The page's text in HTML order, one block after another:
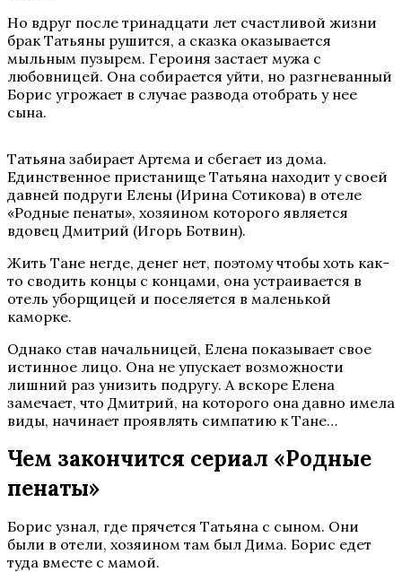
Но вдруг после тринадцати лет счастливой жизни
брак Татьяны рушится, а сказка оказывается
мыльным пузырем. Героиня застает мужа с
любовницей. Она собирается уйти, но разгневанный
Борис угрожает в случае развода отобрать у нее
сына.
Татьяна забирает Артема и сбегает из дома.
Единственное пристанище Татьяна находит у своей
давней подруги Елены (Ирина Сотикова) в отеле
«Родные пенаты», хозяином которого является
вдовец Дмитрий (Игорь Ботвин).
Жить Тане негде, денег нет, поэтому чтобы хоть как-
то сводить концы с концами, она устраивается в
отель уборщицей и поселяется в маленькой
каморке.
Однако став начальницей, Елена показывает свое
истинное лицо. Она не упускает возможности
лишний раз унизить подругу. А вскоре Елена
замечает, что Дмитрий, на которого она давно имела
виды, начинает проявлять симпатию к Тане…
Чем закончится сериал «Родные
пенаты»
Борис узнал, где прячется Татьяна с сыном. Они
были в отели, хозяином там был Дима. Борис едет
туда вместе с мамой.